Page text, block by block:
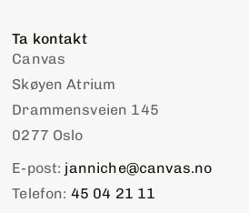
Ta kontakt
Canvas
Skøyen Atrium
Drammensveien 145
0277 Oslo
E-post: janniche@canvas.no
Telefon: 45 04 21 11